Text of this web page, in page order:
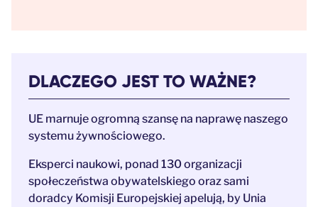
DLACZEGO JEST TO WAŻNE?
UE marnuje ogromną szansę na naprawę naszego
systemu żywnościowego.
Eksperci naukowi, ponad 130 organizacji
społeczeństwa obywatelskiego oraz sami
doradcy Komisji Europejskiej apelują, by Unia